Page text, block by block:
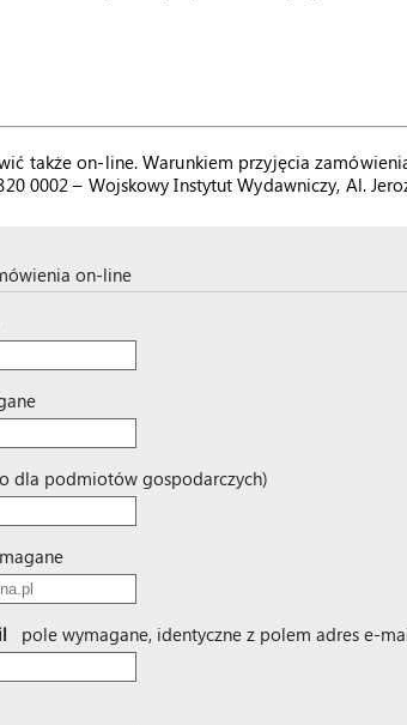
także on-line. Warunkiem przyjęcia
0002 – Wojskowy Instytut Wydawniczy, Al.
on-line
dla podmiotów gospodarczych)
pole wymagane, identyczne z polem adres e-